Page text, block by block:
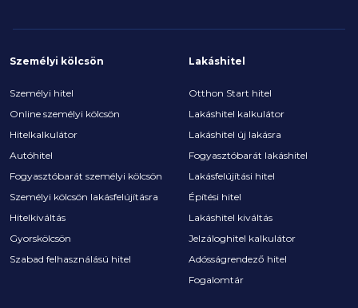
Személyi kölcsön
Személyi hitel
Online személyi kölcsön
Hitelkalkulátor
Autóhitel
Fogyasztóbarát személyi kölcsön
Személyi kölcsön lakásfelújításra
Hitelkiváltás
Gyorskölcsön
Szabad felhasználású hitel
Lakáshitel
Otthon Start hitel
Lakáshitel kalkulátor
Lakáshitel új lakásra
Fogyasztóbarát lakáshitel
Lakásfelújítási hitel
Építési hitel
Lakáshitel kiváltás
Jelzáloghitel kalkulátor
Adósságrendező hitel
Fogalomtár